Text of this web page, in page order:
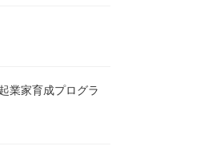
業家育成プログラ